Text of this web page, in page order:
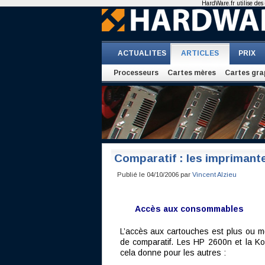
ACTUALITES ARTICLES PRIX
Processeurs Cartes mères Cartes
Comparatif : les
Publié le 04/10/2006 par Vincent Alzieu
Accès aux consommables
L’accès aux cartouches est plus ou
de comparatif. Les HP 2600n et la
cela donne pour les autres :
HardWare.fr utilise